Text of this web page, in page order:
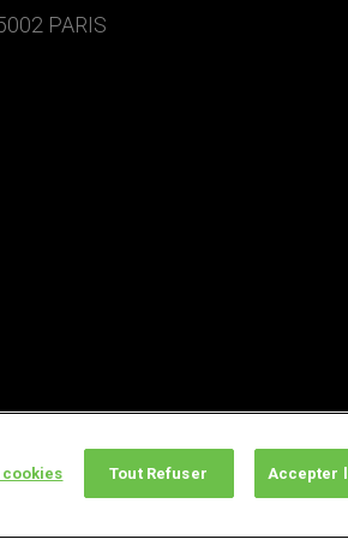
PARIS
Tout Refuser Accepter